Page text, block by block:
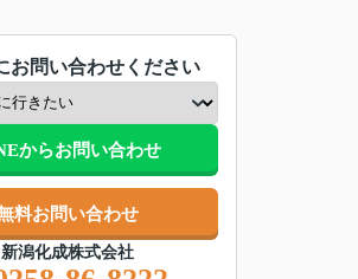
お問い合わせください
からお問い合わせ
料お問い合わせ
新潟化成株式会社